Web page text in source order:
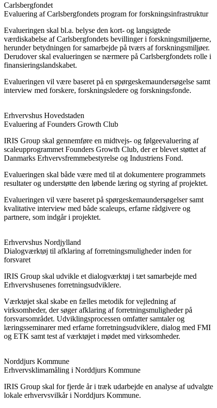
Carlsbergfondet
Evaluering af Carlsbergfondets program for forskningsinfrastruktur
Evalueringen skal bl.a. belyse den kort- og langsigtede
værdiskabelse af Carlsbergfondets bevillinger i forskningsmiljøerne,
herunder betydningen for samarbejde på tværs af forskningsmiljøer.
Derudover skal evalueringen se nærmere på Carlsbergfondets rolle i
finansieringslandskabet.
Evalueringen vil være baseret på en spørgeskemaundersøgelse samt
interview med forskere, forskningsledere og forskningsfonde.
Erhvervshus Hovedstaden
Evaluering af Founders Growth Club
IRIS Group skal gennemføre en midtvejs- og følgeevaluering af
scaleupprogrammet Founders Growth Club, der er blevet støttet af
Danmarks Erhvervsfremmebestyrelse og Industriens Fond.
Evalueringen skal både være med til at dokumentere programmets
resultater og understøtte den løbende læring og styring af projektet.
Evalueringen vil være baseret på spørgeskemaundersøgelser samt
kvalitative interview med både scaleups, erfarne rådgivere og
partnere, som indgår i projektet.
Erhvervshus Nordjylland
Dialogværktøj til afklaring af forretningsmuligheder inden for
forsvaret
IRIS Group skal udvikle et dialogværktøj i tæt samarbejde med
Erhvervshusenes forretningsudviklere.
Værktøjet skal skabe en fælles metodik for vejledning af
virksomheder, der søger afklaring af forretningsmuligheder på
forsvarsområdet. Udviklingsprocessen omfatter samtaler og
læringsseminarer med erfarne forretningsudviklere, dialog med FMI
og ETK samt test af værktøjet i mødet med virksomheder.
Norddjurs Kommune
Erhvervsklimamåling i Norddjurs Kommune
IRIS Group skal for fjerde år i træk udarbejde en analyse af udvalgte
lokale erhvervsvilkår i Norddjurs Kommune.